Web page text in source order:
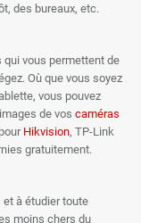
des bureaux, etc.
vous permettent de
Où que vous soyez
vous pouvez
de vos caméras
pour Hikvision, TP-Link
gratuitement.
et à étudier toute
moins chers du